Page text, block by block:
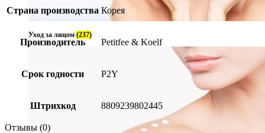
Уход за лицом (237)
Страна производства Корея
Производитель Petitfee & Koelf
Срок годности P2Y
Штрихкод 8809239802445
Отзывы (0)